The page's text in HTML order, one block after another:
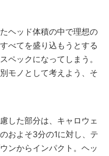
ヘッド体積の中で理想の
べてを盛り込もうとする
ペックになってしまう。
モノとして考えよう、そ
した部分は、キャロウェ
およそ3分の1に対し、テ
ンからインパクト。ヘッ